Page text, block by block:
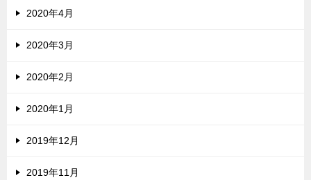
2020年4月
2020年3月
2020年2月
2020年1月
2019年12月
2019年11月